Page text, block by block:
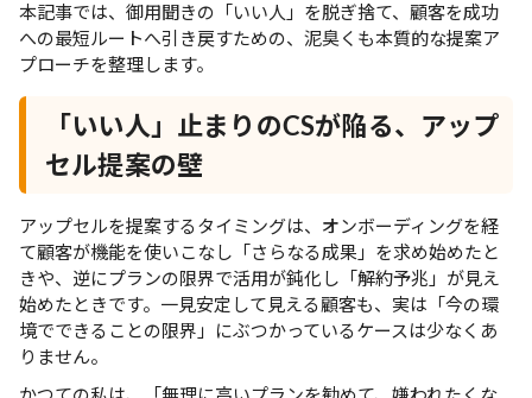
本記事では、御用聞きの「いい人」を脱ぎ捨て、顧客を成功
への最短ルートへ引き戻すための、泥臭くも本質的な提案ア
プローチを整理します。
「いい人」止まりのCSが陥る、アップ
セル提案の壁
アップセルを提案するタイミングは、オンボーディングを経
て顧客が機能を使いこなし「さらなる成果」を求め始めたと
きや、逆にプランの限界で活用が鈍化し「解約予兆」が見え
始めたときです。一見安定して見える顧客も、実は「今の環
境でできることの限界」にぶつかっているケースは少なくあ
りません。